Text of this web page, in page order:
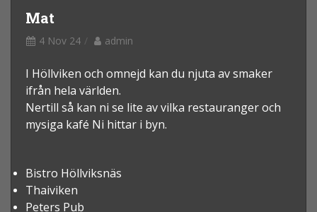
Mat
4 Nov 24 admin
I Höllviken och omnejd kan du njuta av smaker
ifrån hela världen.
Nertill så kan ni se lite av vilka restauranger och
mysiga kafé Ni hittar i byn.
Bistro Höllviksnäs
Thaiviken
Peters Pub